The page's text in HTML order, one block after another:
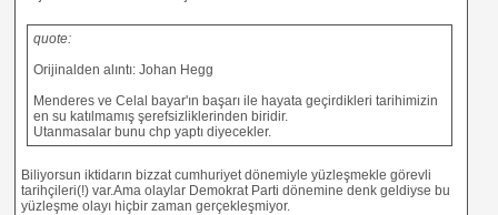
quote:
Orijinalden alıntı: Johan Hegg
Menderes ve Celal bayar'ın başarı ile hayata geçirdikleri tarihimizin
en su katılmamış şerefsizliklerinden biridir.
Utanmasalar bunu chp yaptı diyecekler.
Biliyorsun iktidarın bizzat cumhuriyet dönemiyle yüzleşmekle görevli
tarihçileri(!) var.Ama olaylar Demokrat Parti dönemine denk geldiyse bu
yüzleşme olayı hiçbir zaman gerçekleşmiyor.